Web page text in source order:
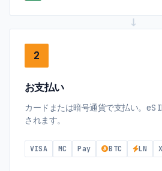
→
2
お支払い
カードまたは暗号通貨で支払い。
されます。
VISA MC Pay BTC LN